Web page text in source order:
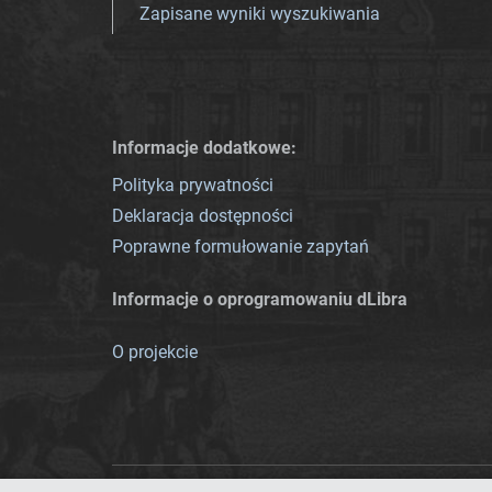
Zapisane wyniki wyszukiwania
Informacje dodatkowe:
Polityka prywatności
Deklaracja dostępności
Poprawne formułowanie zapytań
Informacje o oprogramowaniu dLibra
O projekcie